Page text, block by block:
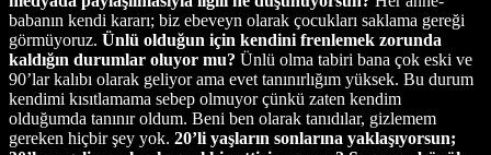
babanın kendi kararı; biz ebeveyn olarak çocukları saklama gereği
görmüyoruz. Ünlü olduğun için kendini frenlemek zorunda
kaldığın durumlar oluyor mu? Ünlü olma tabiri bana çok eski ve
90’lar kalıbı olarak geliyor ama evet tanınırlığım yüksek. Bu durum
kendimi kısıtlamama sebep olmuyor çünkü zaten kendim
olduğumda tanınır oldum. Beni ben olarak tanıdılar, gizlemem
gereken hiçbir şey yok. 20’li yaşların sonlarına yaklaşıyorsun;